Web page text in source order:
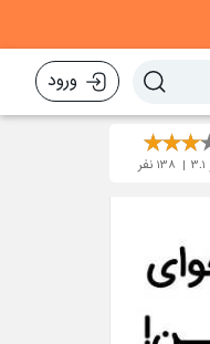
ورود
3.1
138نفر